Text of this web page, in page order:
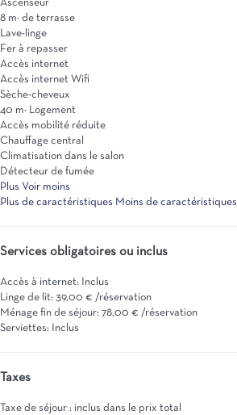
Ascenseur
8 m² de terrasse
Lave-linge
Fer à repasser
Accès internet
Accès internet Wifi
Sèche-cheveux
40 m² Logement
Accès mobilité réduite
Chauffage central
Climatisation dans le salon
Détecteur de fumée
Plus Voir moins
Plus de caractéristiques Moins de caractéristiques
Services obligatoires ou inclus
Accès à internet: Inclus
Linge de lit: 39,00 € /réservation
Ménage fin de séjour: 78,00 € /réservation
Serviettes: Inclus
Taxes
Taxe de séjour : inclus dans le prix total